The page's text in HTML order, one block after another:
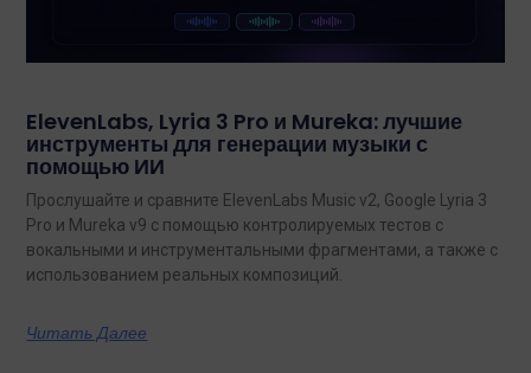
ElevenLabs, Lyria 3 Pro и Mureka: лучшие
инструменты для генерации музыки с
помощью ИИ
Прослушайте и сравните ElevenLabs Music v2, Google Lyria 3
Pro и Mureka v9 с помощью контролируемых тестов с
вокальными и инструментальными фрагментами, а также с
использованием реальных композиций.
Читать Далее